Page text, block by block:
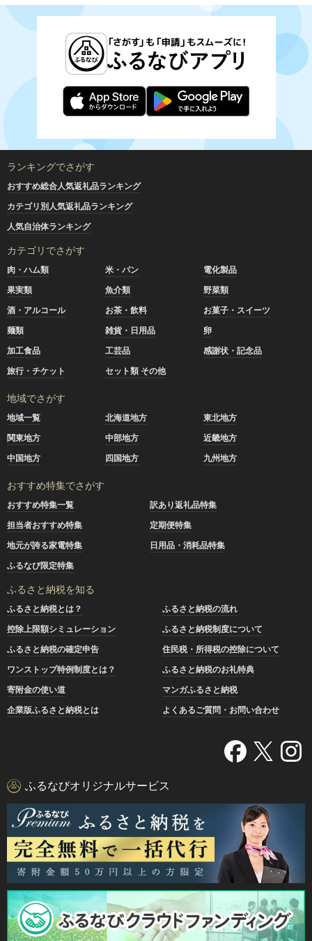
ランキングでさがす
おすすめ総合人気返礼品ランキング
カテゴリ別人気返礼品ランキング
人気自治体ランキング
カテゴリでさがす
肉・ハム類 米・パン
電化製品
果実類
魚介類
野菜類
酒・アルコール
お茶・飲料
お菓子・スイーツ
麺類
雑貨・日用品
卵
加工食品
工芸品
感謝状・記念品
旅行・チケット
セット類 その他
地域でさがす
地域一覧 北海道地方
東北地方
関東地方
中部地方
近畿地方
中国地方
四国地方 九州地方
おすすめ特集でさがす
おすすめ特集一覧
訳あり返礼品特集
担当者おすすめ特集
定期便特集
地元が誇る家電特集
日用品・消耗品特集
ふるなび限定特集
ふるさと納税を知る
ふるさと納税とは？
ふるさと納税の流れ
控除上限額シミュレーション
ふるさと納税制度について
ふるさと納税の確定申告
住民税・所得税の控除について
ワンストップ特例制度とは？
ふるさと納税のお礼特典
寄附金の使い道
マンガふるさと納税
企業版ふるさと納税とは
よくあるご質問・お問い合わせ
ふるなびオリジナルサービス